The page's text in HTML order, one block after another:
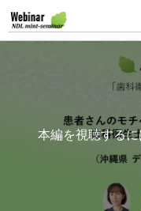
本編を視聴する